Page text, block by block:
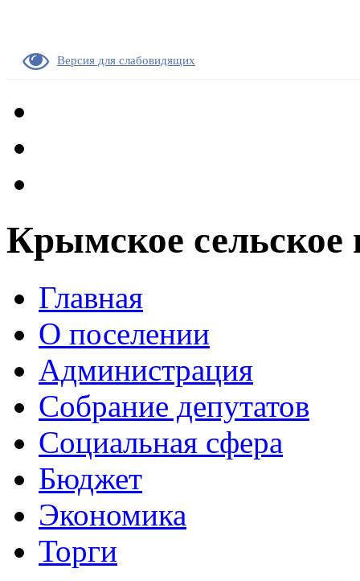
Версия для слабовидящих
Крымское сельское
Главная
О поселении
Администрация
Собрание депутатов
Социальная сфера
Бюджет
Экономика
Торги